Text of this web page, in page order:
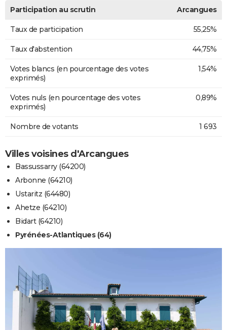
Participation au scrutin Arcangues
Taux de participation 55,25%
Taux d'abstention 44,75%
Votes blancs (en pourcentage des votes
exprimés)
1,54%
Votes nuls (en pourcentage des votes
exprimés)
0,89%
Nombre de votants 1 693
Villes voisines d'Arcangues
Bassussarry (64200)
Arbonne (64210)
Ustaritz (64480)
Ahetze (64210)
Bidart (64210)
Pyrénées-Atlantiques (64)